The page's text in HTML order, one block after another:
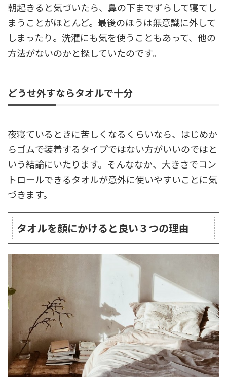
朝起きると気づいたら、鼻の下までずらして寝てし
まうことがほとんど。最後のほうは無意識に外して
しまったり。洗濯にも気を使うこともあって、他の
方法がないのかと探していたのです。
どうせ外すならタオルで十分
夜寝ているときに苦しくなるくらいなら、はじめか
らゴムで装着するタイプではない方がいいのではと
いう結論にいたります。そんななか、大きさでコン
トロールできるタオルが意外に使いやすいことに気
づきます。
タオルを顔にかけると良い３つの理由